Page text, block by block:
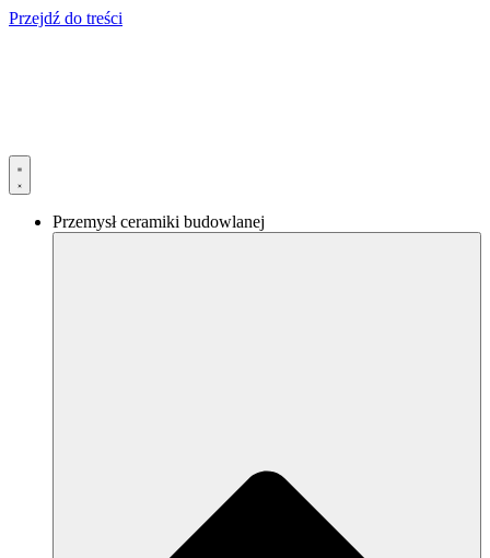
Przejdź do treści
Przemysł ceramiki budowlanej